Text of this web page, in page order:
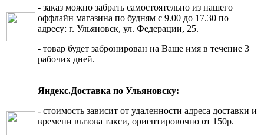
- заказ можно забрать самостоятельно из нашего
оффлайн магазина по будням с 9.00 до 17.30 по
адресу: г. Ульяновск, ул. Федерации, 25.
- товар будет забронирован на Ваше имя в течение 3
рабочих дней.
Яндекс.Доставка по Ульяновску:
- стоимость зависит от удаленности адреса доставки и
времени вызова такси, ориентировочно от 150р.